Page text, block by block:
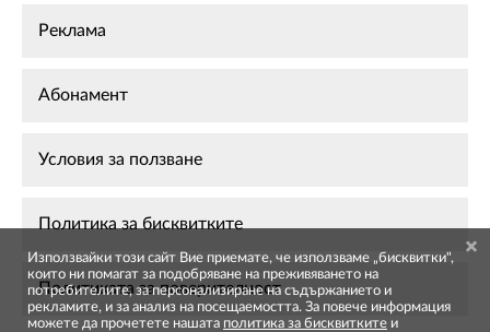
Реклама
Абонамент
Условия за ползване
Политика за бисквитките
Политиката за поверителност
Използвайки този сайт Вие приемате, че използваме „бисквитки",
които ни помагат за подобряване на преживяването на
потребителите, за персонализиране на съдържанието и
рекламите, и за анализ на посещаемостта. За повече информация
можете да прочетете нашата политика за бисквитките и